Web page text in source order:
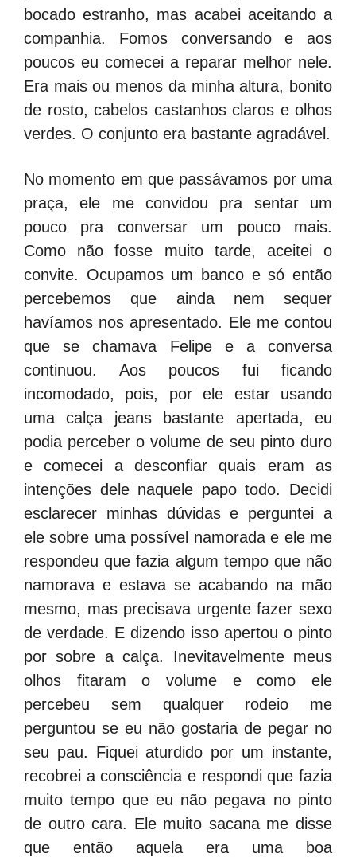
bocado estranho, mas acabei aceitando a
companhia. Fomos conversando e aos
poucos eu comecei a reparar melhor nele.
Era mais ou menos da minha altura, bonito
de rosto, cabelos castanhos claros e olhos
verdes. O conjunto era bastante agradável.
No momento em que passávamos por uma
praça, ele me convidou pra sentar um
pouco pra conversar um pouco mais.
Como não fosse muito tarde, aceitei o
convite. Ocupamos um banco e só então
percebemos que ainda nem sequer
havíamos nos apresentado. Ele me contou
que se chamava Felipe e a conversa
continuou. Aos poucos fui ficando
incomodado, pois, por ele estar usando
uma calça jeans bastante apertada, eu
podia perceber o volume de seu pinto duro
e comecei a desconfiar quais eram as
intenções dele naquele papo todo. Decidi
esclarecer minhas dúvidas e perguntei a
ele sobre uma possível namorada e ele me
respondeu que fazia algum tempo que não
namorava e estava se acabando na mão
mesmo, mas precisava urgente fazer sexo
de verdade. E dizendo isso apertou o pinto
por sobre a calça. Inevitavelmente meus
olhos fitaram o volume e como ele
percebeu sem qualquer rodeio me
perguntou se eu não gostaria de pegar no
seu pau. Fiquei aturdido por um instante,
recobrei a consciência e respondi que fazia
muito tempo que eu não pegava no pinto
de outro cara. Ele muito sacana me disse
que então aquela era uma boa